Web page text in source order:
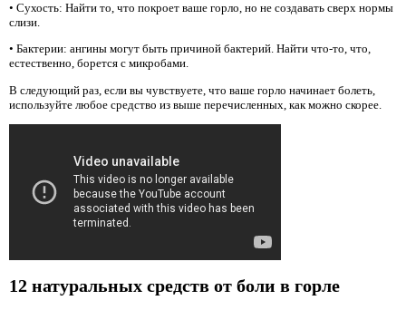
• Сухость: Найти то, что покроет ваше горло, но не создавать сверх нормы
слизи.
• Бактерии: ангины могут быть причиной бактерий. Найти что-то, что,
естественно, борется с микробами.
В следующий раз, если вы чувствуете, что ваше горло начинает болеть,
используйте любое средство из выше перечисленных, как можно скорее.
12 натуральных средств от боли в горле